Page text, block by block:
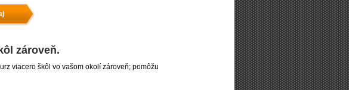
zároveň.
viacero škôl vo vašom okolí zároveň; pomôžu